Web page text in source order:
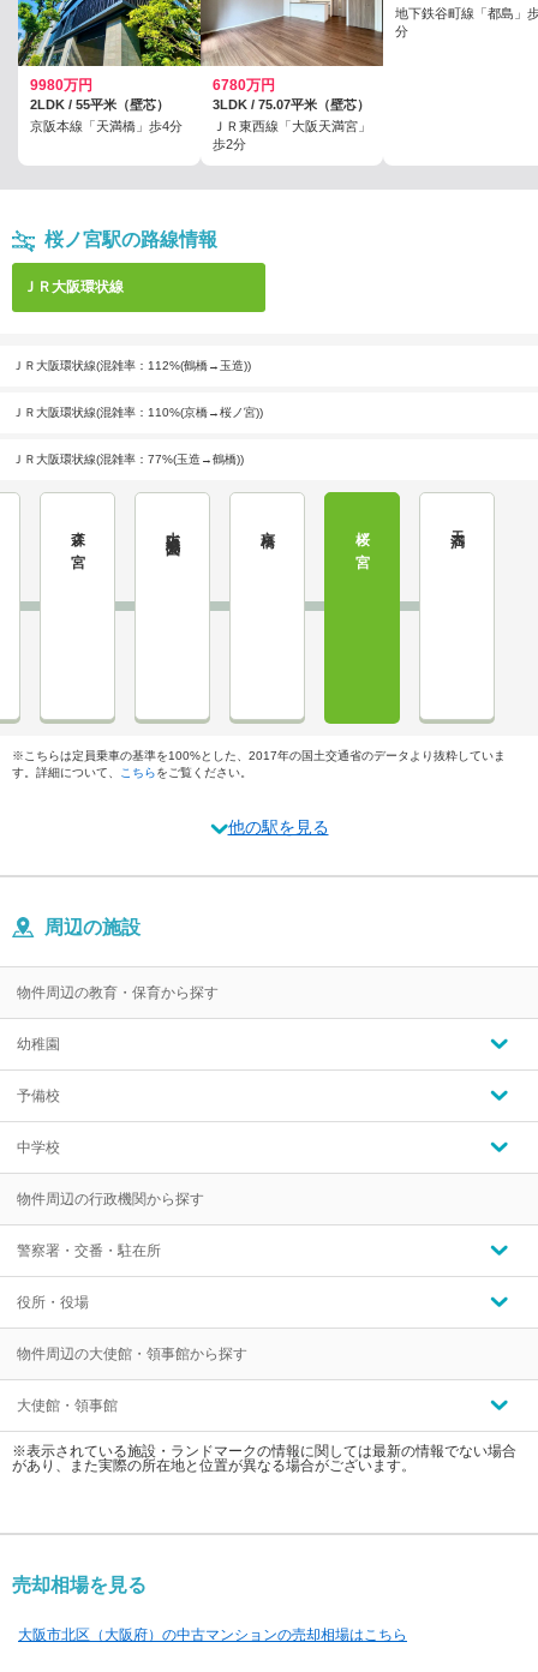
9980万円
2LDK / 55平米（壁芯）
京阪本線「天満橋」歩4分
6780万円
3LDK / 75.07平米（壁芯）
ＪＲ東西線「大阪天満宮」
歩2分
地下鉄谷町線「都島」
分
桜ノ宮駅の路線情報
ＪＲ大阪環状線
ＪＲ大阪環状線(混雑率：112%(鶴橋→玉造))
ＪＲ大阪環状線(混雑率：110%(京橋→桜ノ宮))
ＪＲ大阪環状線(混雑率：77%(玉造→鶴橋))
森ノ宮 桜ノ宮
※こちらは定員乗車の基準を100%とした、2017年の国土交通省のデータより抜粋していま
す。詳細について、
こちらをご覧ください。
他の駅を見る
周辺の施設
物件周辺の教育・保育から探す
幼稚園
予備校
中学校
物件周辺の行政機関から探す
警察署・交番・駐在所
役所・役場
物件周辺の大使館・領事館から探す
大使館・領事館
※表示されている施設・ランドマークの情報に関しては最新の情報でない場合
があり、また実際の所在地と位置が異なる場合がございます。
売却相場を見る
大阪市北区（大阪府）の中古マンションの売却相場はこちら